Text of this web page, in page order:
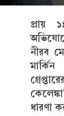
প্রায়
নীরব
ধারণা